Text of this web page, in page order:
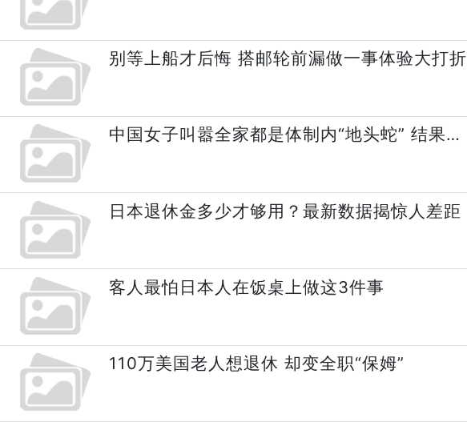
别等上船才后悔 搭邮轮前漏做一事体验大打折
中国女子叫嚣全家都是体制内“地头蛇” 结果…
日本退休金多少才够用？最新数据揭惊人差距
客人最怕日本人在饭桌上做这3件事
110万美国老人想退休 却变全职“保姆”